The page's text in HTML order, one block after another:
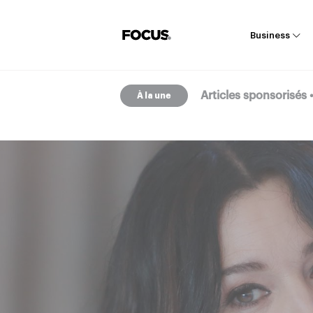
Business
À la une Articles sponsorisés
Articles sponsorisés